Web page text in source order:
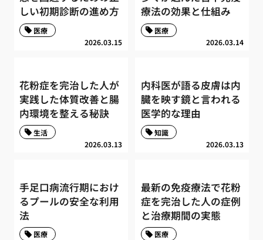
しい初期診断の進め方
2026.03.15
医療
療法の効果と仕組み
2026.03.14
医療
花粉症を完治した人が
実践した体質改善と腸
内環境を整える秘訣
2026.03.13
生活
内科医が語る皮膚は内
臓を映す鏡と言われる
医学的な理由
2026.03.13
知識
手足口病流行期におけ
るプールの安全な利用
法
医療
最新の免疫療法で花粉
症を完治した人の症例
と治療期間の実態
医療